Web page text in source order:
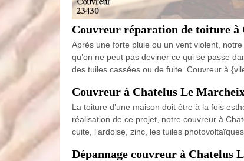
Couvreur réparation de toiture à
Après une forte pluie ou un vent violent,
qu’on ne peut pas deviner ce qui se passe
des tuiles cassées ou de fuite. Couvreur à
Couvreur à Chatelus Le
La toiture d’une maison doit être à la fois
réalisation de ce projet, notre couvreur à
cuite, l’ardoise, zinc, les tuiles
Dépannage couvreur à Chatelus